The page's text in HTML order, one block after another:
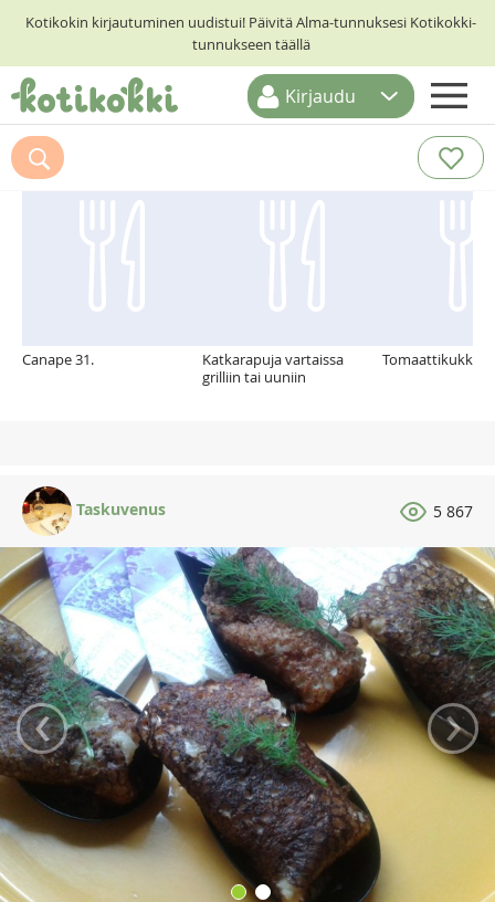
Kotikokin kirjautuminen uudistui! Päivitä Alma-tunnuksesi Kotikokki-
tunnukseen täällä
ETUSIVU
RESEPTIHAKU
Kirjaudu
Suosittelemme myös
Canape 31.
Katkarapuja vartaissa
grilliin tai uuniin
Taskuvenus 5 867
‹ ›